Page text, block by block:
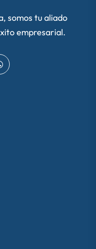
somos tu aliado
empresarial.